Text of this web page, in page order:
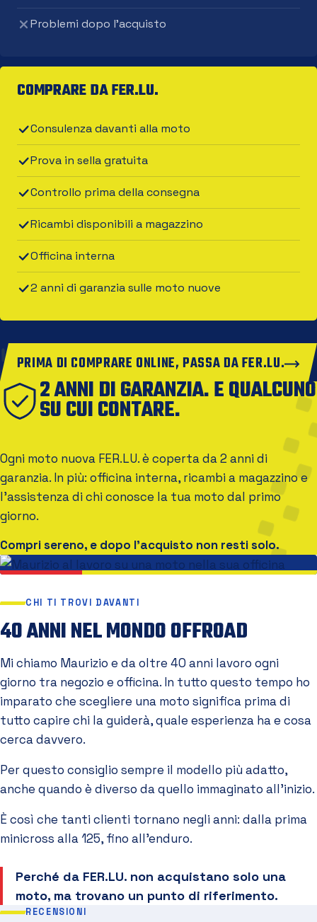
Problemi dopo l'acquisto
COMPRARE DA FER.LU.
Consulenza davanti alla moto
Prova in sella gratuita
Controllo prima della consegna
Ricambi disponibili a magazzino
Officina interna
2 anni di garanzia sulle moto nuove
PRIMA DI COMPRARE ONLINE, PASSA DA FER.LU.
2 ANNI DI GARANZIA. E QUALCUNO
SU CUI CONTARE.
Ogni moto nuova FER.LU. è coperta da 2 anni di
garanzia. In più: officina interna, ricambi a magazzino e
l'assistenza di chi conosce la tua moto dal primo
giorno.
Compri sereno, e dopo l'acquisto non resti solo.
CHI TI TROVI DAVANTI
40 ANNI NEL MONDO OFFROAD
Mi chiamo Maurizio e da oltre 40 anni lavoro ogni
giorno tra negozio e officina. In tutto questo tempo ho
imparato che scegliere una moto significa prima di
tutto capire chi la guiderà, quale esperienza ha e cosa
cerca davvero.
Per questo consiglio sempre il modello più adatto,
anche quando è diverso da quello immaginato all'inizio.
È così che tanti clienti tornano negli anni: dalla prima
minicross alla 125, fino all'enduro.
Perché da FER.LU. non acquistano solo una
moto, ma trovano un punto di riferimento.
RECENSIONI